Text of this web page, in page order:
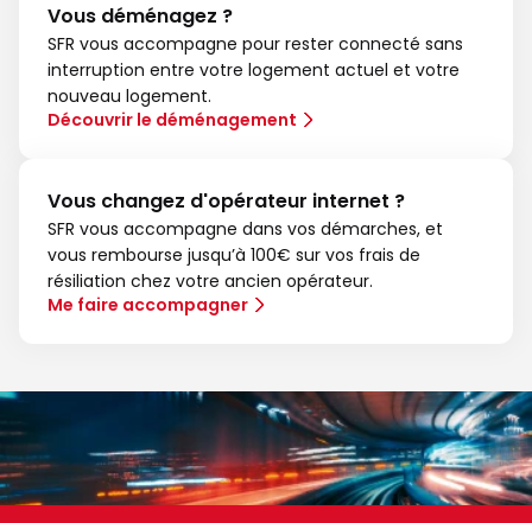
Vous déménagez ?
SFR vous accompagne pour rester connecté sans
interruption entre votre logement actuel et votre
nouveau logement.
Découvrir le déménagement
Vous changez d'opérateur internet ?
SFR vous accompagne dans vos démarches, et
vous rembourse jusqu’à 100€ sur vos frais de
résiliation chez votre ancien opérateur.
Me faire accompagner